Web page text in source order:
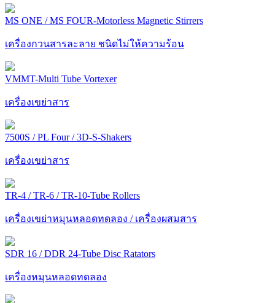
MS ONE / MS FOUR-Motorless Magnetic Stirrers
เครื่องกวนสารละลาย ชนิดไม่ให้ความร้อน
VMMT-Multi Tube Vortexer
เครื่องเขย่าสาร
7500S / PL Four / 3D-S-Shakers
เครื่องเขย่าสาร
TR-4 / TR-6 / TR-10-Tube Rollers
เครื่องเขย่าหมุนหลอดทดลอง / เครื่องผสมสาร
SDR 16 / DDR 24-Tube Disc Ratators
เครื่องหมุนหลอดทดลอง